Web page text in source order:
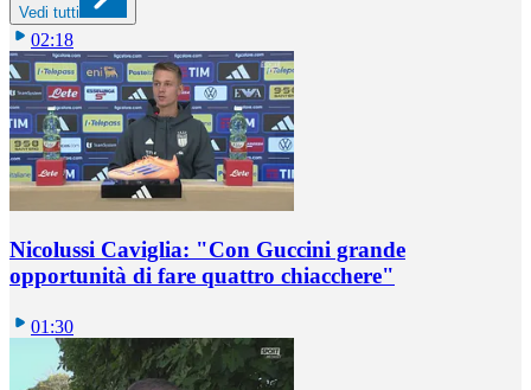
Vedi tutti
02:18
Nicolussi Caviglia: "Con Guccini grande
opportunità di fare quattro chiacchere"
01:30